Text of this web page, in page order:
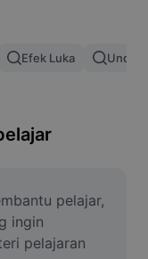
Efek Luka Unduh
pelajar,
ingin
pelajaran